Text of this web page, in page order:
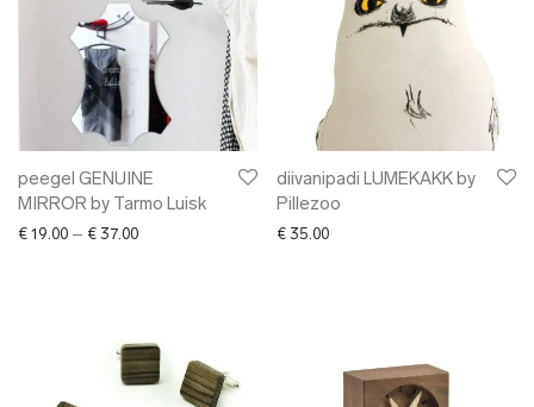
peegel GENUINE
MIRROR by Tarmo Luisk
€ 19.00 – € 37.00Price range: € 19.00 through € 37.00
diivanipadi LUMEKAKK by
Pillezoo
€ 35.00